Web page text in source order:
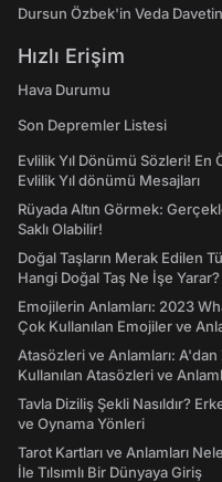
Dursun Özbek'in Veda
Hızlı Erişim
Hava Durumu
Son Depremler Listesi
Evlilik Yıl Dönümü Sözleri!
Evlilik Yıl dönümü Mesajları
Rüyada Altın Görmek:
Saklı Olabilir!
Doğal Taşların Merak Edilen
Hangi Doğal Taş Ne İşe Yarar?
Emojilerin Anlamları: 2023
Çok Kullanılan Emojiler ve
Atasözleri ve Anlamları:
Kullanılan Atasözleri ve
Tavla Diziliş Şekli Nasıldır?
ve Oynama Yönleri
Tarot Kartları ve Anlamları
İle Tılsımlı Bir Dünyaya Giriş